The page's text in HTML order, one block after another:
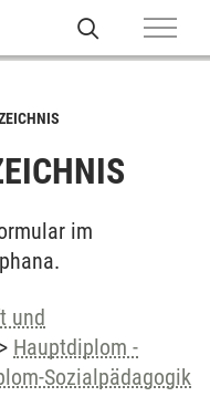
im
und
> Hauptdiplom -
Sozialpädagogik